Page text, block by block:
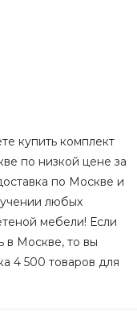
купить комплект
по низкой цене за
по Москве и
любых
мебели! Если
в Москве, то вы
4 500 товаров для